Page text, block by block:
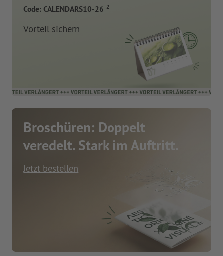
Code: CALENDARS10-26 2
Vorteil sichern
Broschüren: Doppelt
veredelt. Stark im Auftritt.
Jetzt bestellen